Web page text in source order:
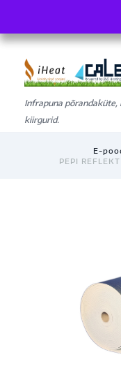
Infrapuna põrandaküte,
kiirgurid.
E-
PEPI